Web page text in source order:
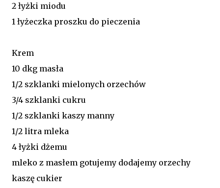
2 łyżki miodu
1 łyżeczka proszku do pieczenia
Krem
10 dkg masła
1/2 szklanki mielonych orzechów
3/4 szklanki cukru
1/2 szklanki kaszy manny
1/2 litra mleka
4 łyżki dżemu
mleko z masłem gotujemy dodajemy orzechy
kaszę cukier